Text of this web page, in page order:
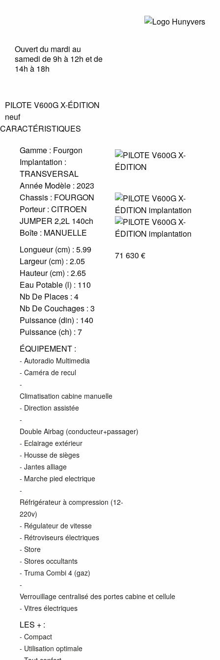
Ouvert du mardi au
samedi de 9h à 12h et de
14h à 18h
PILOTE V600G X-ÉDITION
neuf
CARACTÉRISTIQUES
Gamme : Fourgon
Implantation :
TRANSVERSAL
Année Modèle : 2023
Chassis : FOURGON
Porteur : CITROEN
JUMPER 2,2L 140ch
Boîte : MANUELLE
Longueur (cm) : 5.99
Largeur (cm) : 2.05
Hauteur (cm) : 2.65
Eau Potable (l) : 110
Nb De Places : 4
Nb De Couchages : 3
Puissance (din) : 140
Puissance (ch) : 7
ÉQUIPEMENT :
- Autoradio Multimedia
- Caméra de recul
-
Climatisation cabine manuelle
- Direction assistée
-
Double Airbag (conducteur+passager)
- Eclairage extérieur
- Housse de sièges
- Jantes alliage
- Marche pied electrique
-
Réfrigérateur à compression (12-
220v)
- Régulateur de vitesse
- Rétroviseurs électriques
- Store
- Stores occultants
- Truma Combi 4 (gaz)
-
Verrouillage centralisé des portes cabine et cellule
- Vitres électriques
LES + :
- Compact
- Utilisation optimale
71 630 €